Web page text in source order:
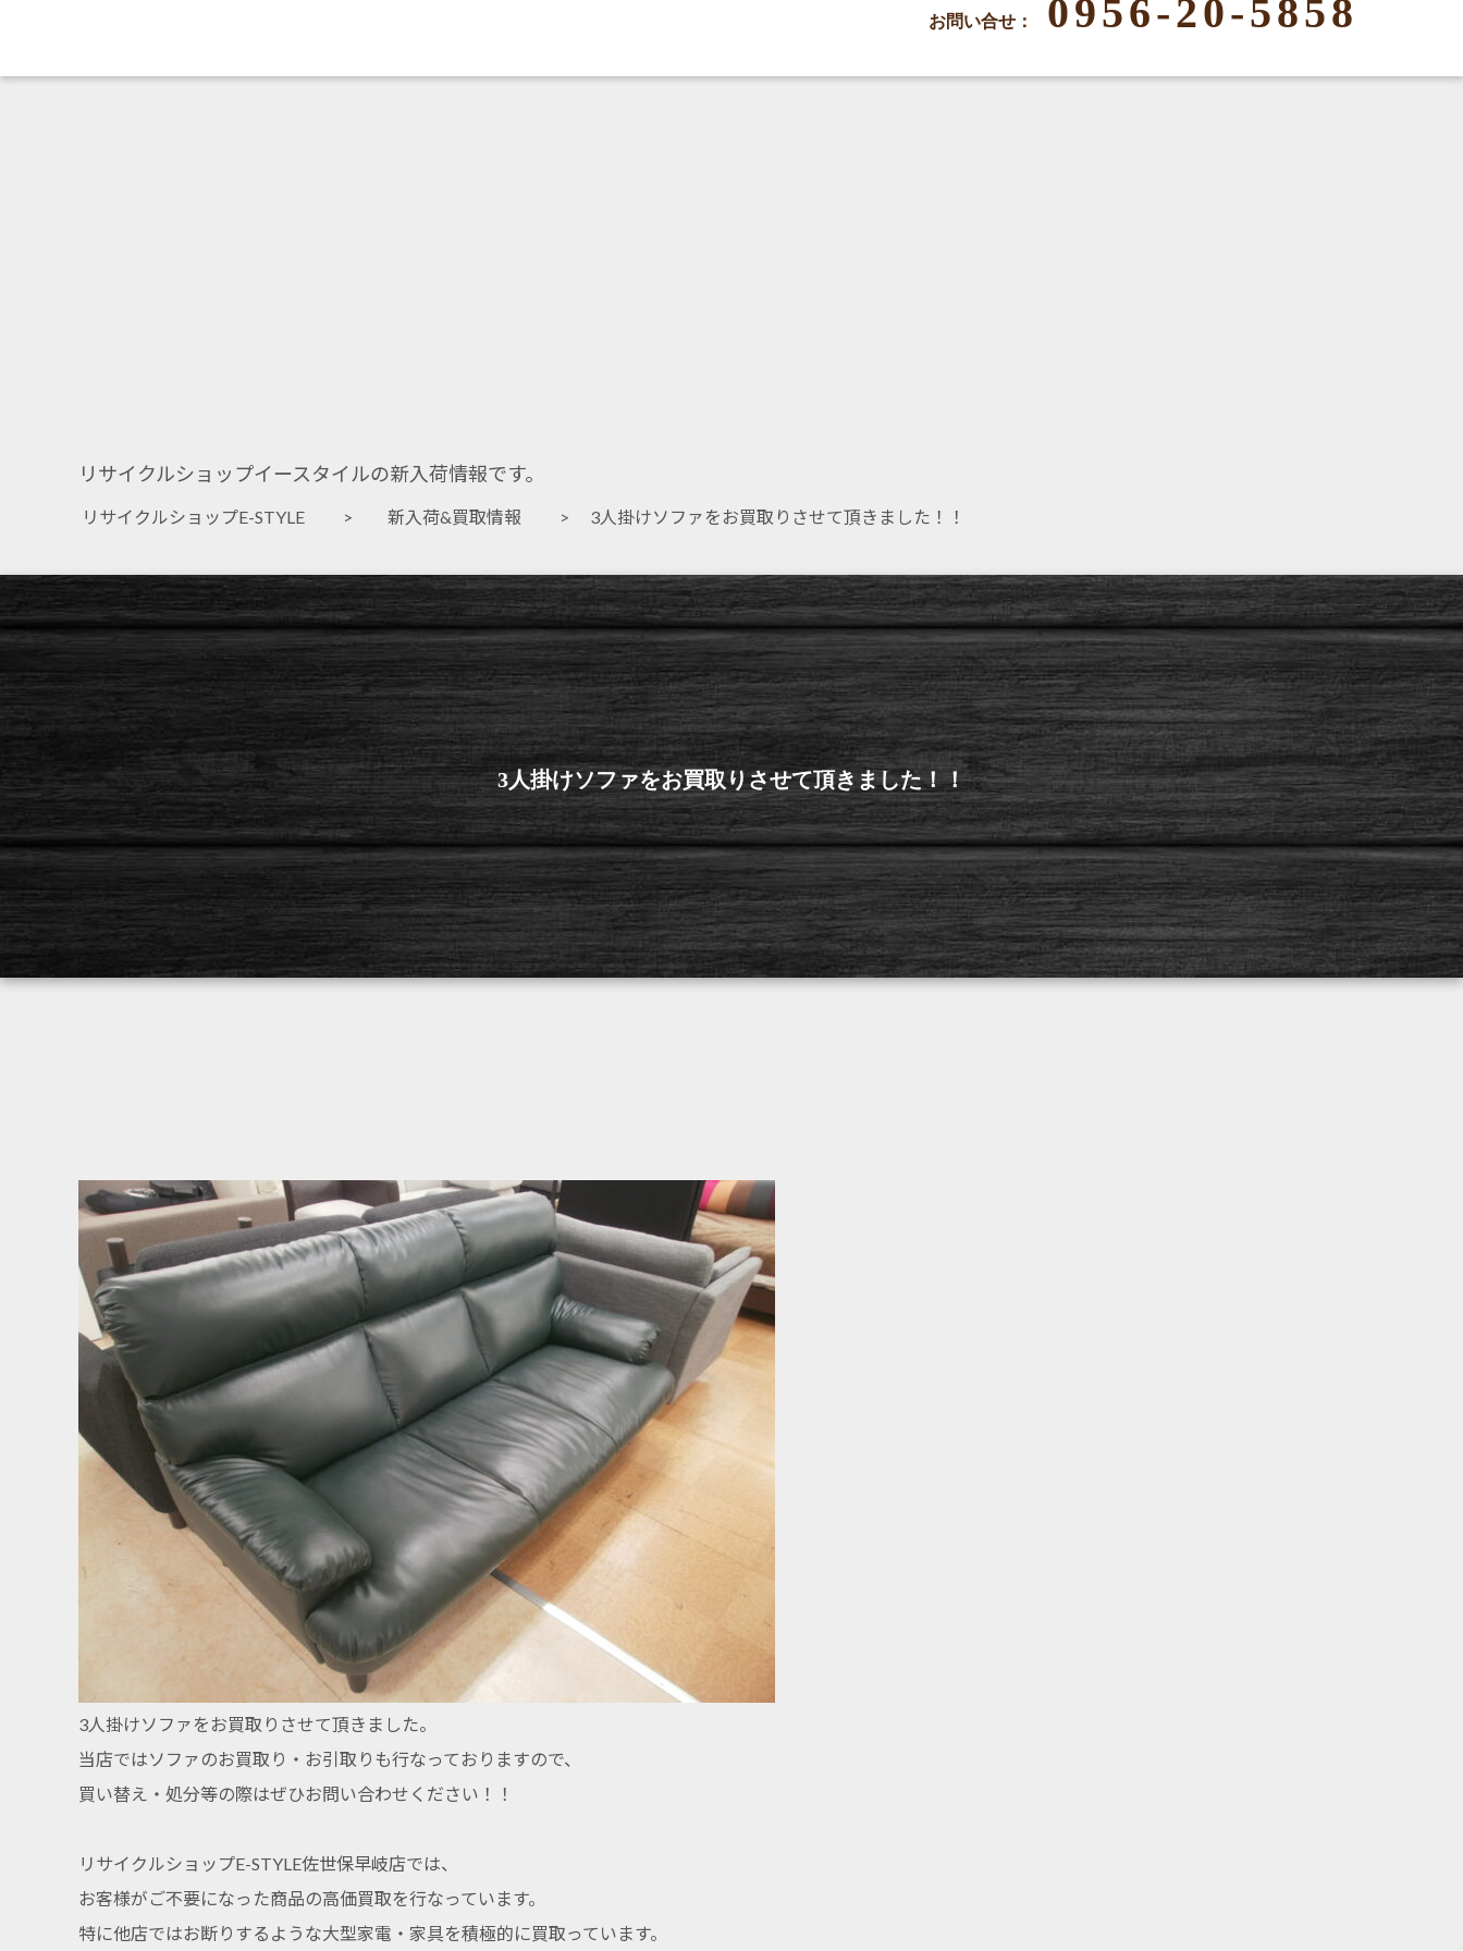
お問い合せ： 0956-20-5858
リサイクルショップイースタイルの新入荷情報です。
リサイクルショップE-STYLE > 新入荷&買取情報 > 3人掛けソファをお買取りさせて頂きました！！
3人掛けソファをお買取りさせて頂きました！！
3人掛けソファをお買取りさせて頂きました。
当店ではソファのお買取り・お引取りも行なっておりますので、
買い替え・処分等の際はぜひお問い合わせください！！
リサイクルショップE-STYLE佐世保早岐店では、
お客様がご不要になった商品の高価買取を行なっています。
特に他店ではお断りするような大型家電・家具を積極的に買取っています。